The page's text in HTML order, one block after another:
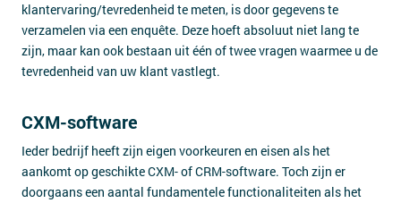
klantervaring/tevredenheid te meten, is door gegevens te
verzamelen via een enquête. Deze hoeft absoluut niet lang te
zijn, maar kan ook bestaan uit één of twee vragen waarmee u de
tevredenheid van uw klant vastlegt.
CXM-software
Ieder bedrijf heeft zijn eigen voorkeuren en eisen als het
aankomt op geschikte CXM- of CRM-software. Toch zijn er
doorgaans een aantal fundamentele functionaliteiten als het